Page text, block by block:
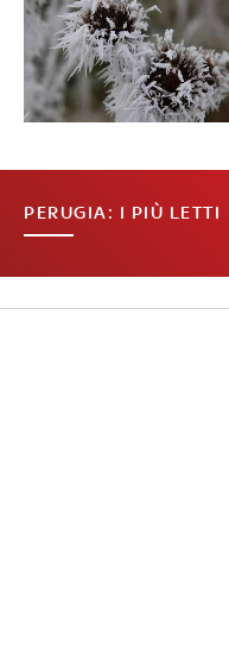
PERUGIA: I PIÙ LETTI